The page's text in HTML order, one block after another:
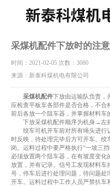
采煤机配件下放时的注
时间：2021-02-05 次数：3080
来源：新泰科煤机电有限公司
采煤机配件下放由运输队负责，
应检查平板车各部件是否合格，不
前后各放一个阻车器，并掌握材料车
下放采煤机配件顺序为机身→
绞车司机开车前对所有绳头进行
时反映，待处理完毕后方可开车。
岗。运料过程中要严格执行“一坡三
必须放置两个阻车器，在有坡度变
放置，并有记录。信号工发现材料
号，停车后进行处理问题，待问题
开车。运料过程中工作人员严禁扒